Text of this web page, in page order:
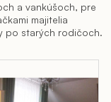
a vankúšoch, pre
majitelia
po starých rodičoch.